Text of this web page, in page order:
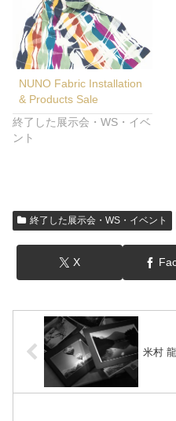
NUNO Fabric Installation
& Products Sale
終了した展示会・WS・イベ
ント
終了した展示会・WS・イベント
X
米村